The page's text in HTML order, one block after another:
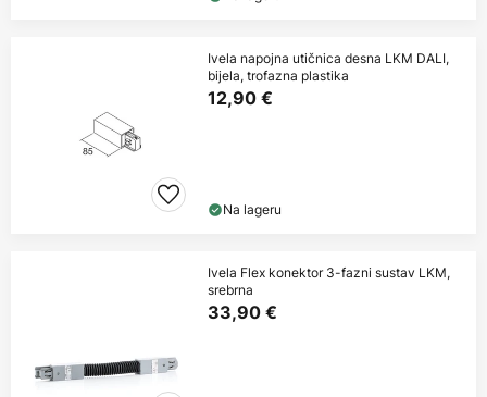
Ivela napojna utičnica desna LKM DALI,
bijela, trofazna plastika
12,90 €
Na lageru
Ivela Flex konektor 3-fazni sustav LKM,
srebrna
33,90 €